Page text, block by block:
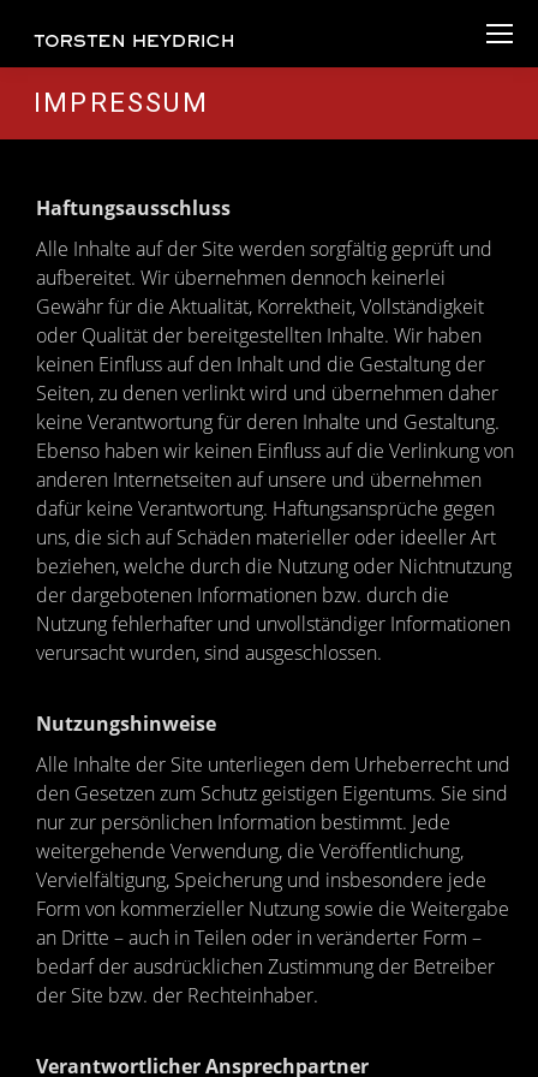
IMPRESSUM
Haftungsausschluss
Alle Inhalte auf der Site werden sorgfältig geprüft und
aufbereitet. Wir übernehmen dennoch keinerlei
Gewähr für die Aktualität, Korrektheit, Vollständigkeit
oder Qualität der bereitgestellten Inhalte. Wir haben
keinen Einfluss auf den Inhalt und die Gestaltung der
Seiten, zu denen verlinkt wird und übernehmen daher
keine Verantwortung für deren Inhalte und Gestaltung.
Ebenso haben wir keinen Einfluss auf die Verlinkung von
anderen Internetseiten auf unsere und übernehmen
dafür keine Verantwortung. Haftungsansprüche gegen
uns, die sich auf Schäden materieller oder ideeller Art
beziehen, welche durch die Nutzung oder Nichtnutzung
der dargebotenen Informationen bzw. durch die
Nutzung fehlerhafter und unvollständiger Informationen
verursacht wurden, sind ausgeschlossen.
Nutzungshinweise
Alle Inhalte der Site unterliegen dem Urheberrecht und
den Gesetzen zum Schutz geistigen Eigentums. Sie sind
nur zur persönlichen Information bestimmt. Jede
weitergehende Verwendung, die Veröffentlichung,
Vervielfältigung, Speicherung und insbesondere jede
Form von kommerzieller Nutzung sowie die Weitergabe
an Dritte – auch in Teilen oder in veränderter Form –
bedarf der ausdrücklichen Zustimmung der Betreiber
der Site bzw. der Rechteinhaber.
Verantwortlicher Ansprechpartner